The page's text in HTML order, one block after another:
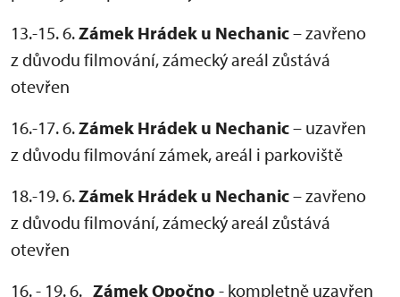
13.-15. 6.Zámek Hrádek u Nechanic– zavřeno
z důvodu filmování, zámecký areál zůstává
otevřen
16.-17. 6.Zámek Hrádek u Nechanic– uzavřen
z důvodu filmování zámek, areál i parkoviště
18.-19. 6.Zámek Hrádek u Nechanic– zavřeno
z důvodu filmování, zámecký areál zůstává
otevřen
16. - 19. 6. Zámek Opočno - kompletně uzavřen